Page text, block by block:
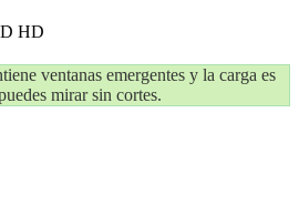
HD
ventanas emergentes y la carga es
mirar sin cortes.